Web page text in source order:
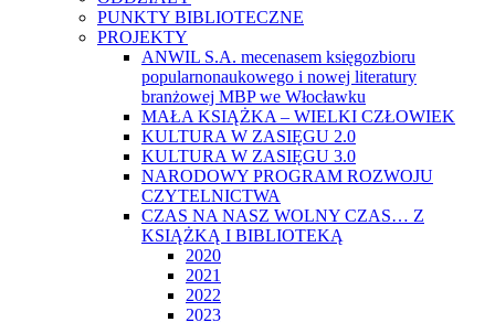
PUNKTY BIBLIOTECZNE
PROJEKTY
ANWIL S.A. mecenasem księgozbioru
popularnonaukowego i nowej literatury
branżowej MBP we Włocławku
MAŁA KSIĄŻKA – WIELKI CZŁOWIEK
KULTURA W ZASIĘGU 2.0
KULTURA W ZASIĘGU 3.0
NARODOWY PROGRAM ROZWOJU
CZYTELNICTWA
CZAS NA NASZ WOLNY CZAS… Z
KSIĄŻKĄ I BIBLIOTEKĄ
2020
2021
2022
2023